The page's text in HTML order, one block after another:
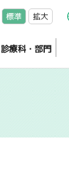
標準 拡大
診療科・部門